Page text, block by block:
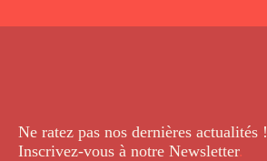
Ne ratez pas nos dernières actualités !
Inscrivez-vous à notre Newsletter.